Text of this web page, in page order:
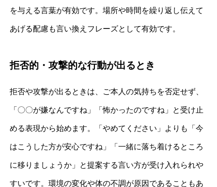
を与える言葉が有効です。場所や時間を繰り返し伝えて
あげる配慮も言い換えフレーズとして有効です。
拒否的・攻撃的な行動が出るとき
拒否や攻撃が出るときは、ご本人の気持ちを否定せず、
「〇〇が嫌なんですね」「怖かったのですね」と受け止
める表現から始めます。「やめてください」よりも「今
はこうした方が安心ですね」「一緒に落ち着けるところ
に移りましょうか」と提案する言い方が受け入れられや
すいです。環境の変化や体の不調が原因であることもあ